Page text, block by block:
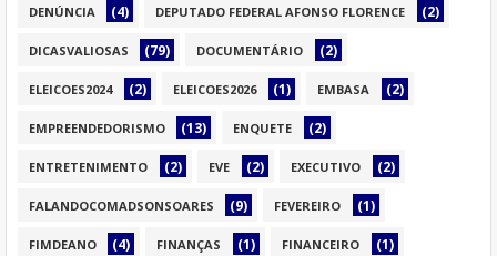
DENÚNCIA (4) DEPUTADO FEDERAL AFONSO FLORENCE (2)
DICASVALIOSAS (79) DOCUMENTÁRIO (2)
ELEICOES2024 (2) ELEICOES2026 (1) EMBASA (2)
EMPREENDEDORISMO (13) ENQUETE (2)
ENTRETENIMENTO (2) EVE (2) EXECUTIVO (2)
FALANDOCOMADSONSOARES (9) FEVEREIRO (1)
FIMDEANO (4) FINANÇAS (1) FINANCEIRO (1)